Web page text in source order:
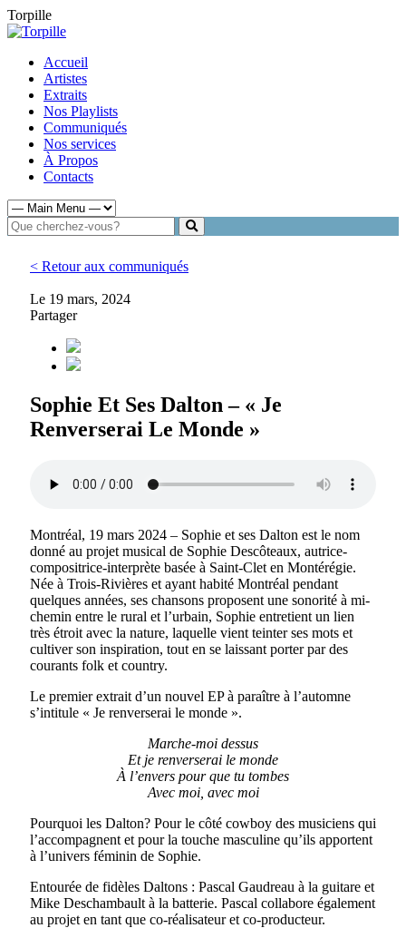
Torpille
Accueil
Artistes
Extraits
Nos Playlists
Communiqués
Nos services
À Propos
Contacts
< Retour aux communiqués
Le 19 mars, 2024
Partager
Sophie Et Ses Dalton – « Je
Renverserai Le Monde »
Montréal, 19 mars 2024 – Sophie et ses Dalton est le nom
donné au projet musical de Sophie Descôteaux, autrice-
compositrice-interprète basée à Saint-Clet en Montérégie.
Née à Trois-Rivières et ayant habité Montréal pendant
quelques années, ses chansons proposent une sonorité à mi-
chemin entre le rural et l’urbain, Sophie entretient un lien
très étroit avec la nature, laquelle vient teinter ses mots et
cultiver son inspiration, tout en se laissant porter par des
courants folk et country.
Le premier extrait d’un nouvel EP à paraître à l’automne
s’intitule « Je renverserai le monde ».
Marche-moi dessus
Et je renverserai le monde
À l’envers pour que tu tombes
Avec moi, avec moi
Pourquoi les Dalton? Pour le côté cowboy des musiciens qui
l’accompagnent et pour la touche masculine qu’ils apportent
à l’univers féminin de Sophie.
Entourée de fidèles Daltons : Pascal Gaudreau à la guitare et
Mike Deschambault à la batterie. Pascal collabore également
au projet en tant que co-réalisateur et co-producteur.